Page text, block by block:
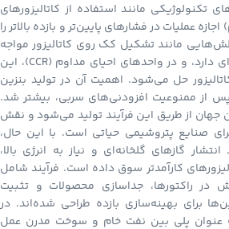
تکنولوژیکی مانند استفاده از کاتالیزورهای
عملیات در فشارهای پایین‌تر و بازده بالاتر را
مانند تشکیل کک روی کاتالیزور مواجه
است که نیاز به احیای دوره‌ای دارد، و در واحدهای احیای مداوم (CCR)، این
حل می‌شود. اهمیت آن در تولید بنزین
پس از ممنوعیت افزودنی‌های سربی، بیشتر شد.
جهان از طریق این فرآیند تولید می‌شود و نقش
صنایع پتروشیمی حیاتی است. با این حال،
گازهای گلخانه‌ای و نیاز به انرژی بالا،
کارآمدتر سوق داده است. فرآیند شامل
در راکتورها، جداسازی محصولات و تثبیت
برای بهینه‌سازی بازده طراحی شده‌اند. در
به عنوان پلی بین نفت خام و سوخت مدرن عمل